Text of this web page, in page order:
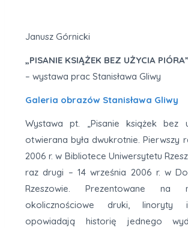
Janusz Górnicki
„PISANIE KSIĄŻEK BEZ UŻYCIA PIÓRA”
– wystawa prac Stanisława Gliwy
Galeria obrazów Stanisława Gliwy
Wystawa pt. „Pisanie książek bez
otwierana była dwukrotnie. Pierwszy
2006 r. w Bibliotece Uniwersytetu
raz drugi – 14 września 2006 r. w
Rzeszowie. Prezentowane na
okolicznościowe druki, linoryty
opowiadają historię jednego